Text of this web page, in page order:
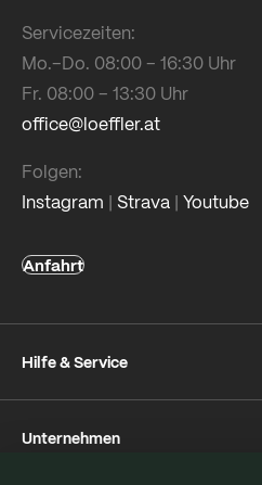
Servicezeiten:
Mo.–Do. 08:00 – 16:30 Uhr
Fr. 08:00 – 13:30 Uhr
office@loeffler.at
Folgen:
Instagram | Strava | Youtube
Anfahrt
Hilfe & Service
Rückversand
Unternehmen